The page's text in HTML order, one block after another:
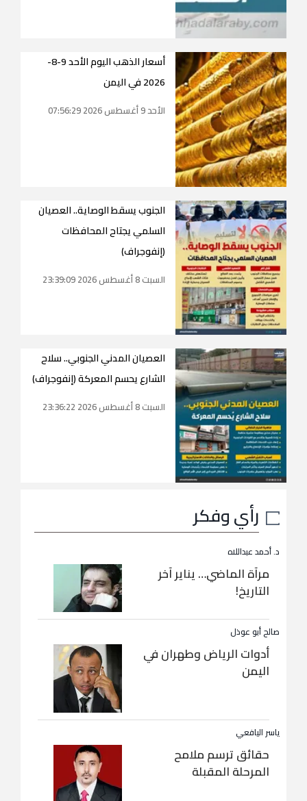
أسعار الذهب اليوم الأحد 9-8-
2026 في اليمن
الأحد 9 أغسطس 2026 07:56:29
الجنوب يسقط الوصاية.. العصيان
السلمي يجتاح المحافظات
(إنفوجراف)
السبت 8 أغسطس 2026 23:39:09
العصيان المدني الجنوبي.. سلاح
الشارع يحسم المعركة (إنفوجراف)
السبت 8 أغسطس 2026 23:36:22
رأي وفكر
د. أحمد عبداللاه
مرآة الماضي… يناير آخر
التاريخ!
صالح أبو عوذل
أدوات الرياض وطهران في
اليمن
ياسر اليافعي
حقائق ترسم ملامح
المرحلة المقبلة